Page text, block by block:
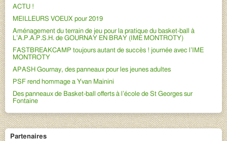
ACTU !
MEILLEURS VOEUX pour 2019
Aménagement du terrain de jeu pour la pratique du basket-ball à
L’A.P.A.P.S.H. de GOURNAY EN BRAY (IME MONTROTY)
FASTBREAKCAMP toujours autant de succès ! journée avec l’IME
MONTROTY
APASH Gournay, des panneaux pour les jeunes adultes
PSF rend hommage a Yvan Mainini
Des panneaux de Basket-ball offerts à l’école de St Georges sur
Fontaine
Partenaires